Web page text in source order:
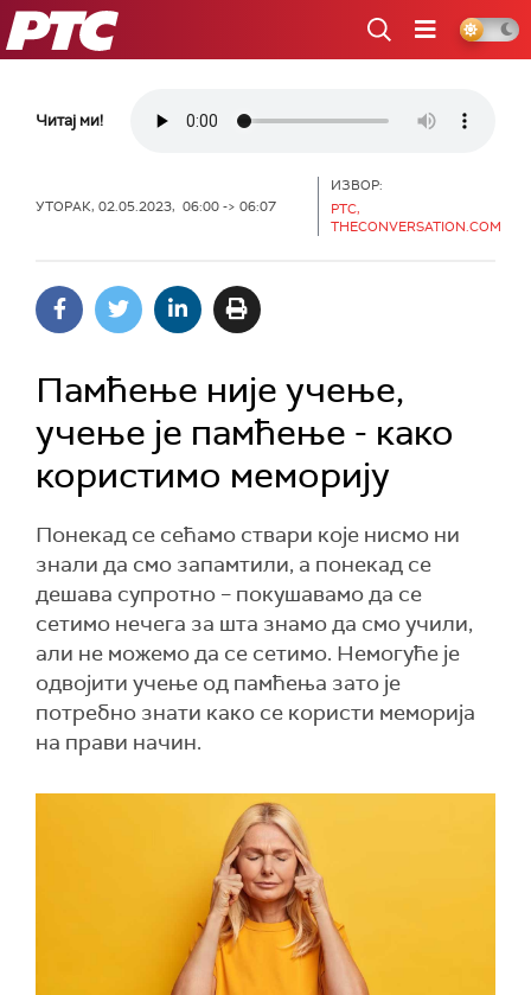
РТС
Читај ми!
УТОРАК, 02.05.2023, 06:00 -> 06:07
ИЗВОР:
РТС,
THECONVERSATION.COM
Памћење није учење,
учење је памћење - како
користимо меморију
Понекад се сећамо ствари које нисмо ни
знали да смо запамтили, а понекад се
дешава супротно – покушавамо да се
сетимо нечега за шта знамо да смо учили,
али не можемо да се сетимо. Немогуће је
одвојити учење од памћења зато је
потребно знати како се користи меморија
на прави начин.